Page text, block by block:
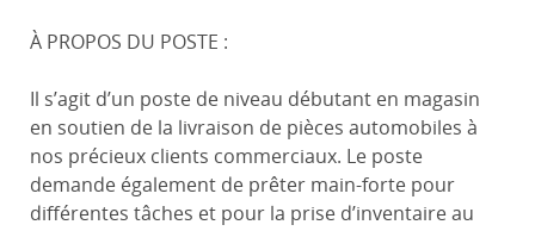
À PROPOS DU POSTE :
Il s’agit d’un poste de niveau débutant en magasin
en soutien de la livraison de pièces automobiles à
nos précieux clients commerciaux. Le poste
demande également de prêter main-forte pour
différentes tâches et pour la prise d’inventaire au